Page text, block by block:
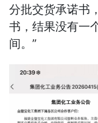
分批交货承诺书
书，结果没有一
间。”